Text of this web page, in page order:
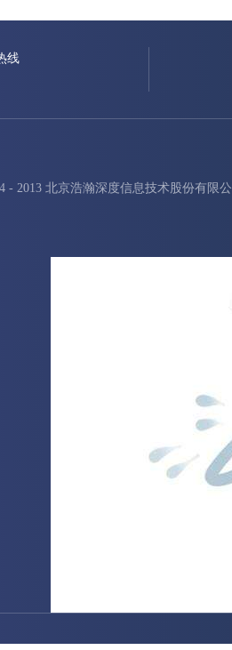
线
2013 北京浩瀚深度信息技术股份有限公